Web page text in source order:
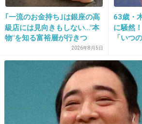
2014/06/16(月) 17:06:48
フィフィに同意だけど、貴方
りがちょっとトゲがあるね(´･_･
+167
｢一流のお金持ち｣は銀座の高
級店には見向きもしない…"本
物"を知る富裕層が行きつ
く"究極のスシ"の正体2026年8月5日
63歳・
に騒然
「いつ